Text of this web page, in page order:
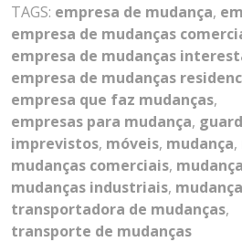
TAGS: empresa de mudança,
empresa de mudanças
empresa de mudanças
empresa de mudanças
empresa que faz mudanças,
empresas para mudança,
imprevistos, móveis, mudança,
mudanças comerciais,
mudanças industriais,
transportadora de mudanças,
transporte de mudanças